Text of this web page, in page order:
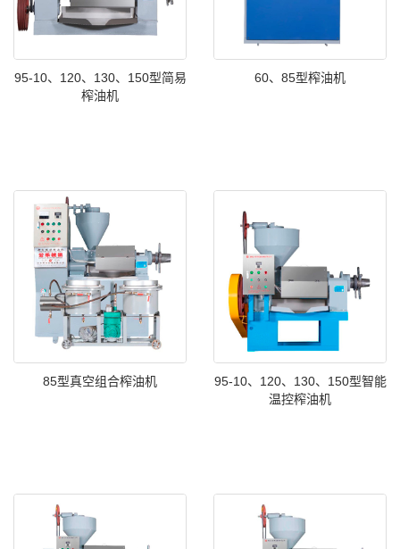
95-10、120、130、150型简易
榨油机
60、85型榨油机
85型真空组合榨油机
95-10、120、130、150型智能
温控榨油机